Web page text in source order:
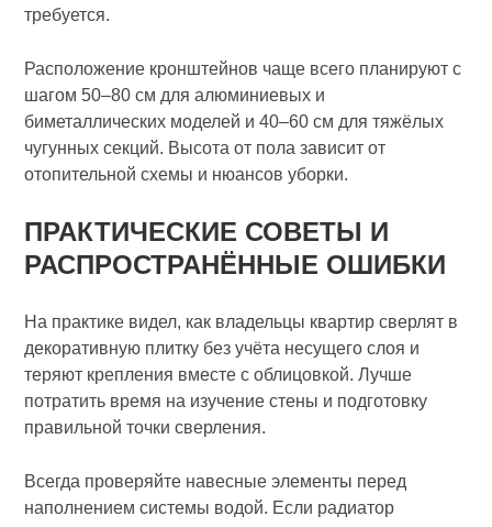
требуется.
Расположение кронштейнов чаще всего планируют с
шагом 50–80 см для алюминиевых и
биметаллических моделей и 40–60 см для тяжёлых
чугунных секций. Высота от пола зависит от
отопительной схемы и нюансов уборки.
ПРАКТИЧЕСКИЕ СОВЕТЫ И
РАСПРОСТРАНЁННЫЕ ОШИБКИ
На практике видел, как владельцы квартир сверлят в
декоративную плитку без учёта несущего слоя и
теряют крепления вместе с облицовкой. Лучше
потратить время на изучение стены и подготовку
правильной точки сверления.
Всегда проверяйте навесные элементы перед
наполнением системы водой. Если радиатор